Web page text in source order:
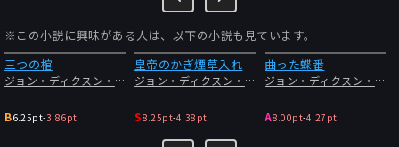
※この小説に興味がある人は、以下の小説も見ています。
三つの棺
ジョン・ディクスン・カー
B6.25pt-3.86pt
皇帝のかぎ煙草入れ
ジョン・ディクスン・カー
S8.25pt-4.38pt
曲った蝶番
ジョン・ディクスン・カー
A8.00pt-4.27pt